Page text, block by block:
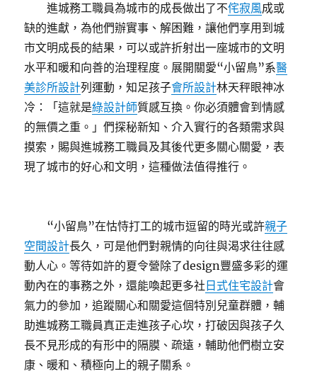
進城務工職員為城市的成長做出了不侘寂風成或
缺的進獻，為他們辦實事、解困難，讓他們享用到城
市文明成長的結果，可以或許折射出一座城市的文明
水平和暖和向善的治理程度。展開關愛“小留鳥”系醫
美診所設計列運動，知足孩子會所設計林天秤眼神冰
冷：「這就是綠設計師質感互換。你必須體會到情感
的無價之重。」們探秘新知、介入實行的各類需求與
摸索，賜與進城務工職員及其後代更多關心關愛，表
現了城市的好心和文明，這種做法值得推行。
“小留鳥”在怙恃打工的城市逗留的時光或許親子
空間設計長久，可是他們對親情的向往與渴求往往感
動人心。等待如許的夏令營除了design豐盛多彩的運
動內在的事務之外，還能喚起更多社 日式住宅設計會
氣力的參加，追蹤關心和關愛這個特別兒童群體，輔
助進城務工職員真正走進孩子心坎，打破因與孩子久
長不見形成的有形中的隔膜、疏遠，輔助他們樹立安
康、暖和、積極向上的親子關系。